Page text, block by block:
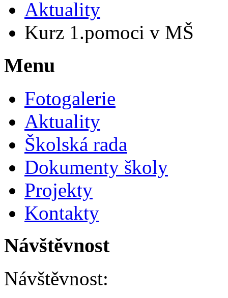
Aktuality
Kurz 1.pomoci v MŠ
Menu
Fotogalerie
Aktuality
Školská rada
Dokumenty školy
Projekty
Kontakty
Návštěvnost
Návštěvnost: